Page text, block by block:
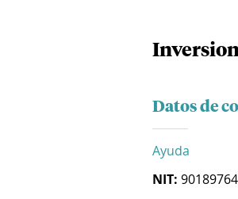
Datos de
Ayuda
NIT: